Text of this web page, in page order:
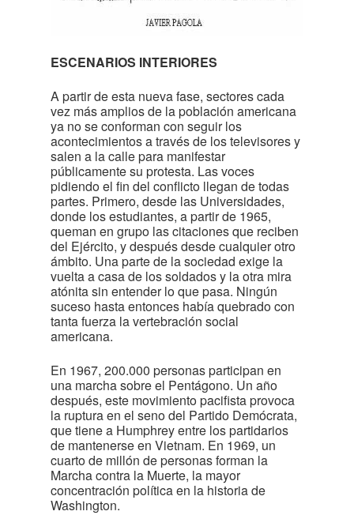
ESCENARIOS INTERIORES
A partir de esta nueva fase, sectores cada
vez más amplios de la población americana
ya no se conforman con seguir los
acontecimientos a través de los televisores y
salen a la calle para manifestar
públicamente su protesta. Las voces
pidiendo el fin del conflicto llegan de todas
partes. Primero, desde las Universidades,
donde los estudiantes, a partir de 1965,
queman en grupo las citaciones que reciben
del Ejército, y después desde cualquier otro
ámbito. Una parte de la sociedad exige la
vuelta a casa de los soldados y la otra mira
atónita sin entender lo que pasa. Ningún
suceso hasta entonces había quebrado con
tanta fuerza la vertebración social
americana.
En 1967, 200.000 personas participan en
una marcha sobre el Pentágono. Un año
después, este movimiento pacifista provoca
la ruptura en el seno del Partido Demócrata,
que tiene a Humphrey entre los partidarios
de mantenerse en Vietnam. En 1969, un
cuarto de millón de personas forman la
Marcha contra la Muerte, la mayor
concentración política en la historia de
Washington.